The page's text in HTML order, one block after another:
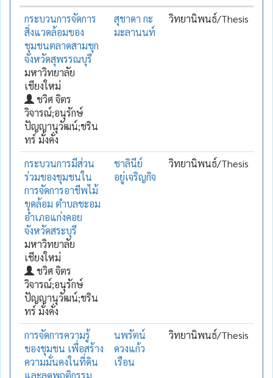
กระบวนการจัดการ
สิ่งแวดล้อมของ
ชุมชนตลาดสามชุก
จังหวัดสุพรรณบุรี
มหาวิทยาลัย
เชียงใหม่
ชวิศ จิตร
วิจารณ์;อนุรักษ์
ปัญญานุวัฒน์;ชริน
ทร์ มั่งคั่ง
สุชาดา กะ
มะลานนท์
วิทยานิพนธ์/Thesis
กระบวนการมีส่วน
ร่วมของชุมชนใน
การจัดการอาชีพไม้
ขุดล้อม ตำบลชะอม
อำเภอแก่งคอย
จังหวัดสระบุรี
มหาวิทยาลัย
เชียงใหม่
ชวิศ จิตร
วิจารณ์;อนุรักษ์
ปัญญานุวัฒน์;ชริน
ทร์ มั่งคั่ง
ชาลินีย์
อยู่เจริญกิจ
วิทยานิพนธ์/Thesis
การจัดการความรู้
ของชุมชน เพื่อสร้าง
ความมั่นคงในที่ดิน
และลดพฤติกรรม
นพรัตน์
ดวงแก้ว
เรือน
วิทยานิพนธ์/Thesis